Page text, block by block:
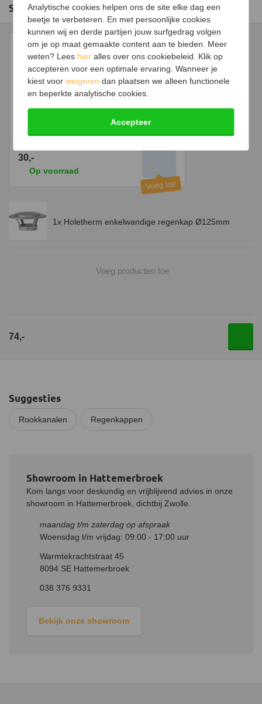
Slim combineren
enkelwandige regenkap Ø125mm
30,-
Op voorraad
1x Holetherm enkelwandige regenkap Ø125mm
Voeg producten toe
74,-
Suggesties
Rookkanalen Regenkappen
Showroom in Hattemerbroek
Kom langs voor deskundig en vrijblijvend advies in onze
showroom in Hattemerbroek, dichtbij Zwolle.
maandag t/m zaterdag op afspraak
Woensdag t/m vrijdag: 09:00 - 17:00 uur
Warmtekrachtstraat 45
8094 SE Hattemerbroek
038 376 9331
Bekijk onze showroom
Analytische cookies helpen ons de site elke dag een
beetje te verbeteren. En met persoonlijke cookies
kunnen wij en derde partijen jouw surfgedrag volgen
om je op maat gemaakte content aan te bieden. Meer
weten? Lees hier alles over ons cookiebeleid. Klik op
accepteren voor een optimale ervaring. Wanneer je
kiest voorweigeren dan plaatsen we alleen functionele
en beperkte analytische cookies.
Accepteer